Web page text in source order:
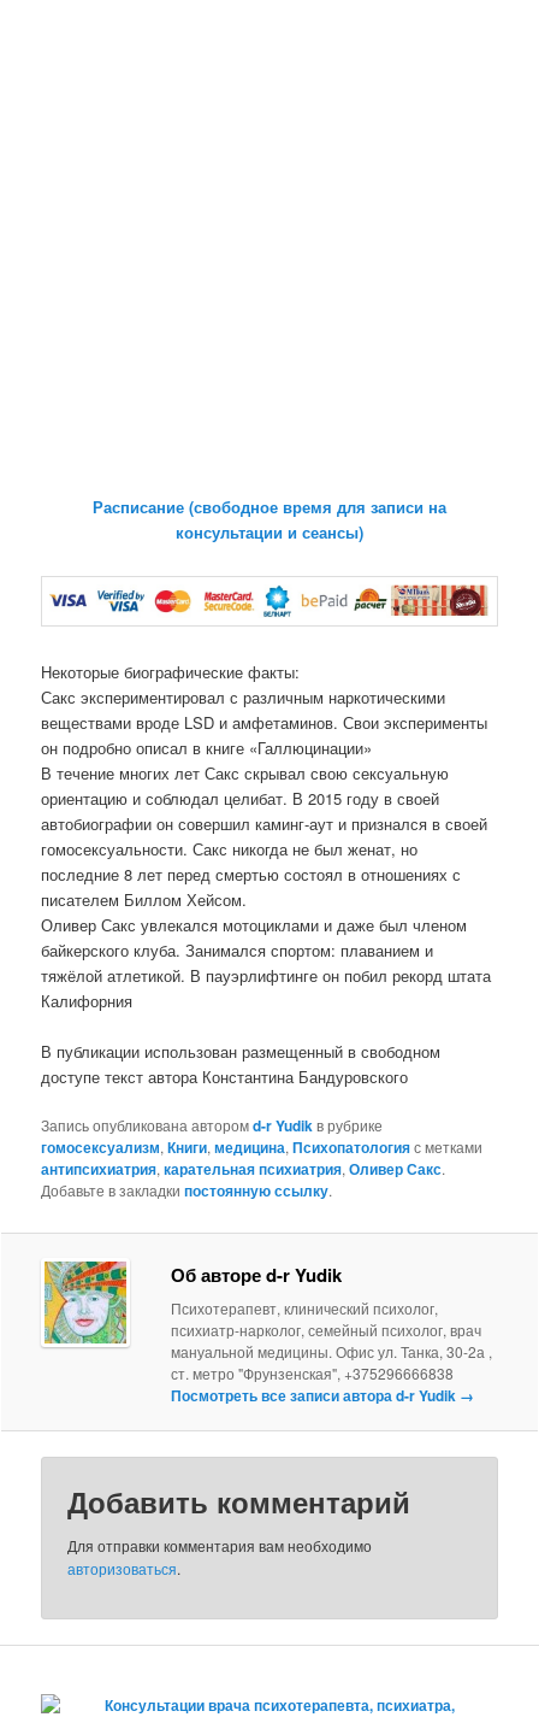
Расписание (свободное время для записи на
консультации и сеансы)
Некоторые биографические факты:
Сакс экспериментировал с различным наркотическими
веществами вроде LSD и амфетаминов. Свои эксперименты
он подробно описал в книге «Галлюцинации»
В течение многих лет Сакс скрывал свою сексуальную
ориентацию и соблюдал целибат. В 2015 году в своей
автобиографии он совершил каминг-аут и признался в своей
гомосексуальности. Сакс никогда не был женат, но
последние 8 лет перед смертью состоял в отношениях с
писателем Биллом Хейсом.
Оливер Сакс увлекался мотоциклами и даже был членом
байкерского клуба. Занимался спортом: плаванием и
тяжёлой атлетикой. В пауэрлифтинге он побил рекорд штата
Калифорния
В публикации использован размещенный в свободном
доступе текст автора Константина Бандуровского
Запись опубликована авторомd-r Yudikв рубрике
гомосексуализм,Книги,медицина,Психопатологияс метками
антипсихиатрия,карательная психиатрия,Оливер Сакс.
Добавьте в закладкипостоянную ссылку.
Об авторе d-r Yudik
Психотерапевт, клинический психолог,
психиатр-нарколог, семейный психолог, врач
мануальной медицины. Офис ул. Танка, 30-2а ,
ст. метро "Фрунзенская", +375296666838
Посмотреть все записи автора d-r Yudik →
Добавить комментарий
Для отправки комментария вам необходимо
авторизоваться.